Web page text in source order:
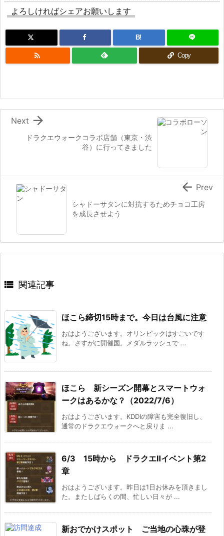
よろしければシェアお願いします
B!
 Copy
ドラクエウォークコラボ店舗（東京・渋
谷）に行ってきました

Next
シャドーサタンに対抗するためチョコ工房
を成長させよう
 Prev
 関連記事
ほこら締切15時まで。今日は台風に注意
おはようございます。オリンピックはすごいです
ね。さすがに開催国。メダルラッシュで ...
ほこら 新シーズン開幕とスマートウォ
ークはあるかな？（2022/7/6）
おはようございます。KDDIの障害も完全復旧し、
通常のドラクエウォークへと戻りま ...
6/3 15時から ドラクエⅡイベント第2
章
おはようございます。昨日は1日お休みを頂きまし
た。またしばらくの間、忙しい日々が ...
新おでかけスポット ご当地の心珠が登